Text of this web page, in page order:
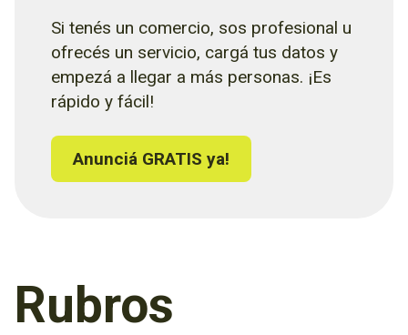
Si tenés un comercio, sos profesional u
ofrecés un servicio, cargá tus datos y
empezá a llegar a más personas. ¡Es
rápido y fácil!
Anunciá GRATIS ya!
Rubros